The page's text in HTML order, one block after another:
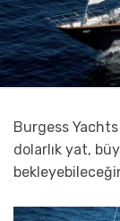
Burgess
dolarlık yat,